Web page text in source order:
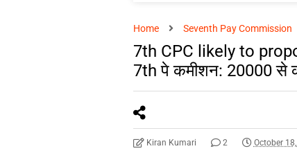
Home Seventh Pay Commission
7th CPC likely to
7th पे कमीशन: 20000 से
Kiran Kumari 2 October